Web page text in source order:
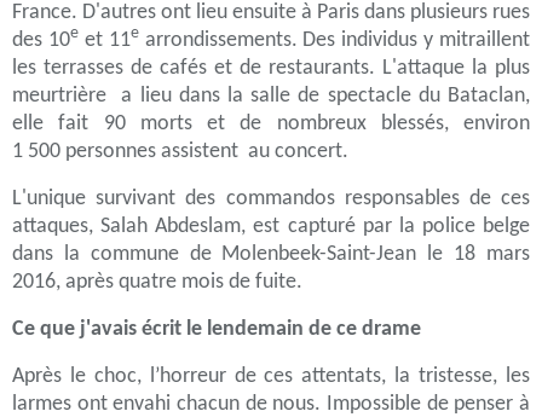
France. D'autres ont lieu ensuite à Paris dans plusieurs rues
des 10eet 11earrondissements. Des individus y mitraillent
les terrasses de cafés et de restaurants. L'attaque la plus
meurtrière a lieu dans la salle de spectacle du Bataclan,
elle fait 90 morts et de nombreux blessés, environ
1 500 personnes assistent au concert.
L'unique survivant des commandos responsables de ces
attaques, Salah Abdeslam, est capturé par la police belge
dans la commune de Molenbeek-Saint-Jean le 18 mars
2016, après quatre mois de fuite.
Ce que j'avais écrit le lendemain de ce drame
Après le choc, l’horreur de ces attentats, la tristesse, les
larmes ont envahi chacun de nous. Impossible de penser à